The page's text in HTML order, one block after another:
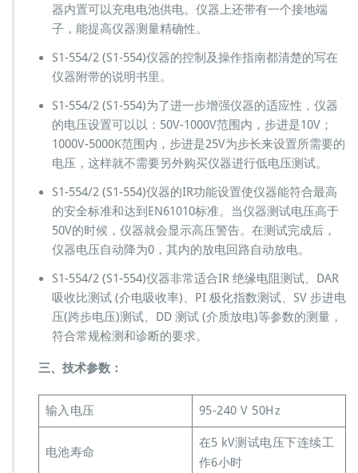
器内置可以充电电池供电。仪器上还带有一个接地端
子，能提高仪器测量精确性。
S1-554/2 (S1-554)仪器的控制及操作指南都清楚的写在
仪器附带的说明书里。
S1-554/2 (S1-554)为了进一步增强仪器的适应性，仪器
的电压设置可以以：50V-1000V范围内，步进是10V；
1000V-5000K范围内，步进是25V为步长来设置所需要的
电压，这样就不需要另外购买仪器进行低电压测试。
S1-554/2 (S1-554)仪器的IR功能设置使仪器能符合最高
的安全标准和达到EN61010标准。当仪器测试电压高于
50V的时候，仪器就会显示高压警告。在测试完成后，
仪器电压自动降为0，其内的放电回路自动放电。
S1-554/2 (S1-554)仪器非常适合IR 绝缘电阻测试、DAR
吸收比测试 (介电吸收率)、PI 极化指数测试、SV 步进电
压(跨步电压)测试、DD 测试 (介质放电)等参数的测量，
符合常规检测和诊断的要求。
三、技术参数：
输入电压 95-240 V 50Hz
电池寿命
在5 kV测试电压下连续工
作6小时